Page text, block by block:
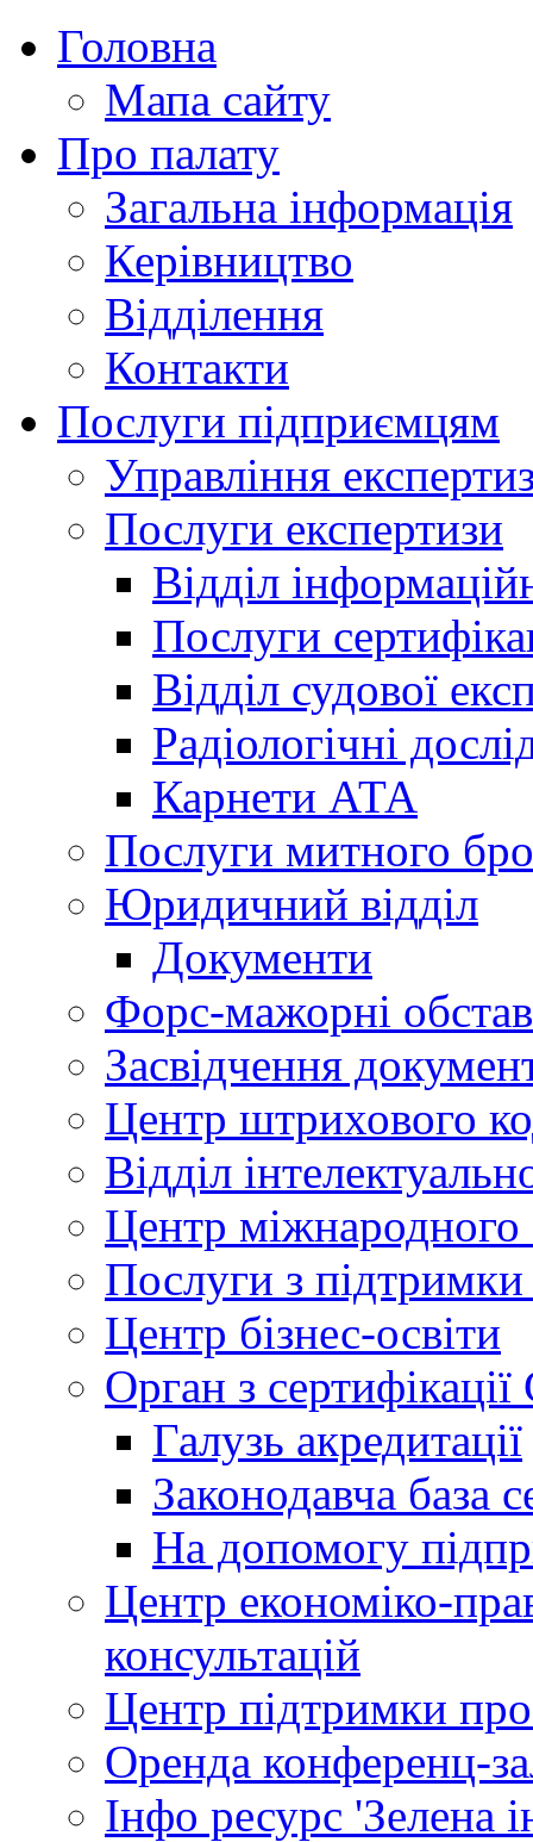
Головна
Мапа сайту
Про палату
Загальна інформація
Керівництво
Відділення
Контакти
Послуги підприємцям
Управління
Послуги експертизи
Відділ
Послуги
Відділ судової
Радіологічні
Карнети АТА
Послуги митного
Юридичний відділ
Документи
Форс-мажорні
Засвідчення
Центр штрихового
Відділ
Центр міжнародного
Послуги з підтримки
Центр бізнес-освіти
Орган з
Галузь акредитації
Законодавча база
На допомогу
Центр економіко-
консультацій
Центр підтримки
Оренда конференц-
Інфо ресурс 'Зелена